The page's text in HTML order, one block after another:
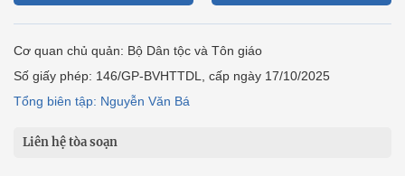
Cơ quan chủ quản: Bộ Dân tộc và Tôn giáo
Số giấy phép: 146/GP-BVHTTDL, cấp ngày 17/10/2025
Tổng biên tập: Nguyễn Văn Bá
Liên hệ tòa soạn